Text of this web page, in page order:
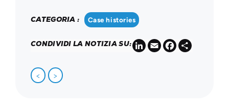
CATEGORIA : Case histories
CONDIVIDI LA NOTIZIA SU: LinkedIn
EmailFacebook
< >